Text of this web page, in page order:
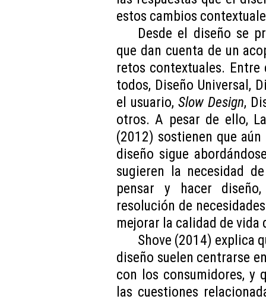
estos cambios
Desde el diseño se
que dan cuenta de un
retos contextuales.
todos, Diseño Universal,
el usuario, Slow Design,
otros. A pesar de ello,
(2012) sostienen que
diseño sigue
sugieren la necesidad
pensar y hacer
resolución de
mejorar la calidad de
Shove (2014) explica
diseño suelen centrarse
con los consumidores, y
las cuestiones